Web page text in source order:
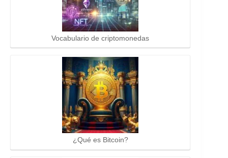
Vocabulario de criptomonedas
¿Qué es Bitcoin?